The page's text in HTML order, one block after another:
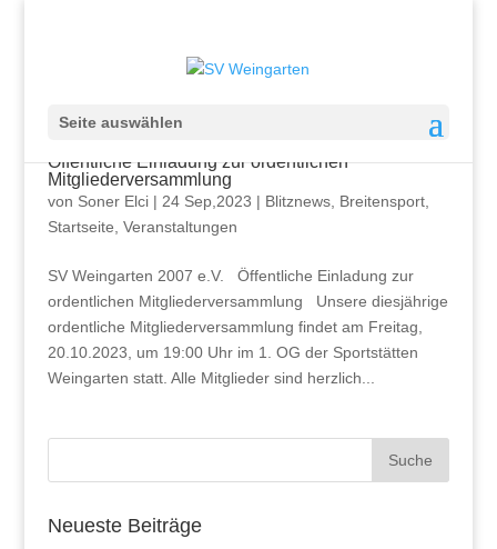
Seite auswählen
Öffentliche Einladung zur ordentlichen
Mitgliederversammlung
von Soner Elci| 24 Sep,2023 | Blitznews, Breitensport,
Startseite Veranstaltungen
SV Weingarten 2007 e.V. Öffentliche Einladung zur
ordentlichen Mitgliederversammlung Unsere diesjährige
ordentliche Mitgliederversammlung findet am Freitag,
20.10.2023, um 19:00 Uhr im 1. OG der Sportstätten
Weingarten statt. Alle Mitglieder sind herzlich...
Neueste Beiträge